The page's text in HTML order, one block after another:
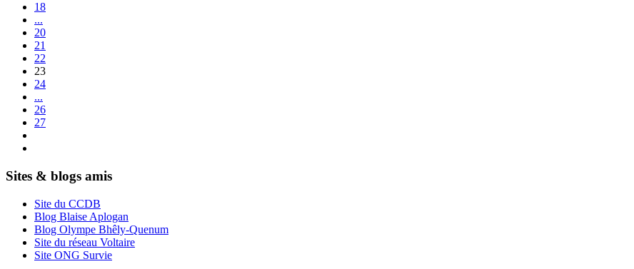
18
...
20
21
22
23
24
...
26
27
Sites & blogs amis
Site du CCDB
Blog Blaise Aplogan
Blog Olympe Bhêly-Quenum
Site du réseau Voltaire
Site ONG Survie